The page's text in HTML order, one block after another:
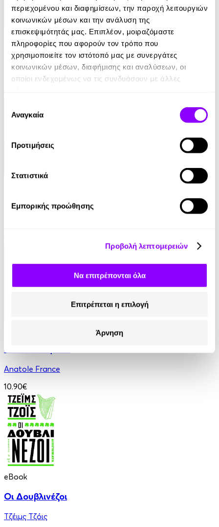
περιεχομένου και διαφημίσεων, την παροχή λειτουργιών
κοινωνικών μέσων και την ανάλυση της
επισκεψιμότητάς μας. Επιπλέον, μοιραζόμαστε
πληροφορίες που αφορούν τον τρόπο που
χρησιμοποιείτε τον ιστότοπό μας με συνεργάτες
κοινωνικών μέσων, διαφήμισης και αναλύσεων, οι
οποίοι ενδεχομένως να τις συνδυάσουν με άλλες
των υπηρεσιών τους.
συγκατάθεσης
Αναγκαία
Προτιμήσεις
Στατιστικά
Εμπορικής προώθησης
Προβολή λεπτομερειών
Να επιτρέπονται όλα
Επιτρέπεται η επιλογή
Άρνηση
Audiobook • 1 Credit
Στο Σπίτι Της
Yael Van Der Wouden
Ο Τελευταίος των Μοϊκανών
Οι Θεοί Διψούν
Anatole France
10.90€
eBook
Οι Δουβλινέζοι
Τζέιμς Τζόις